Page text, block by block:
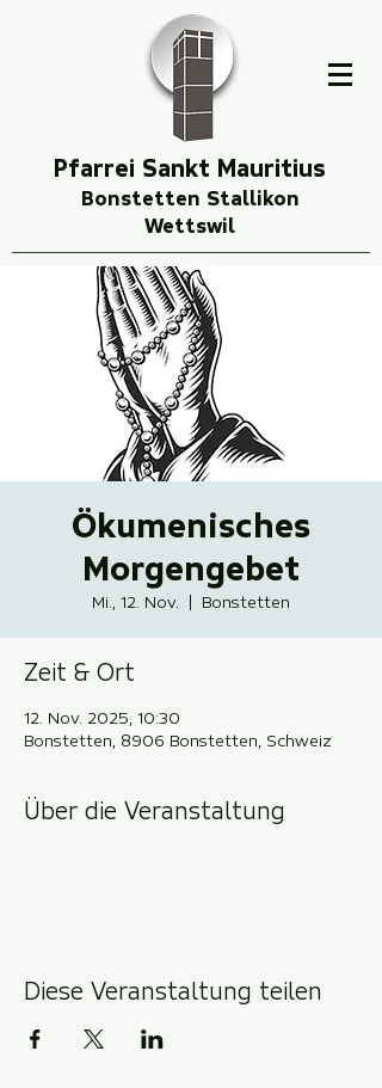
Pfarrei Sankt Mauritius
Bonstetten Stallikon
Wettswil
Ökumenisches
Morgengebet
Mi., 12. Nov. Bonstetten
Zeit & Ort
12. Nov. 2025, 10:30
Bonstetten, 8906 Bonstetten, Schweiz
Über die Veranstaltung
Diese Veranstaltung teilen